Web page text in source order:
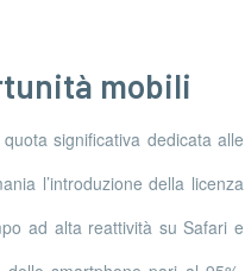
mobili
significativa dedicata alle
l’introduzione della licenza
ad alta reattività su Safari e